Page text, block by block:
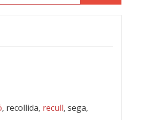
, recollida, recull, sega,